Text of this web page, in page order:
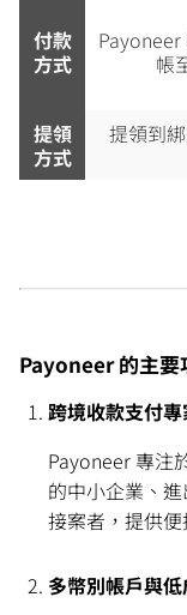
付款
方式
帳
提領
方式
提領到
Payoneer 的主要
跨境收款支付
Payoneer 專注
的中小企業、
接案者，提供
多幣別帳戶與